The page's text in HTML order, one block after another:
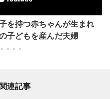
を持つ赤ちゃんが生まれ
子どもを産んだ夫婦
連記事